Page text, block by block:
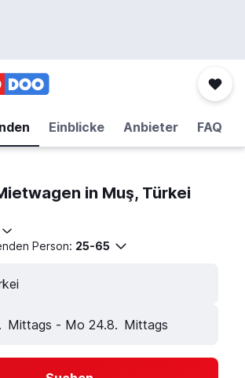
Einblicke Anbieter FAQ
in Muş, Türkei
Person: 25-65
Mittags - Mo 24.8. Mittags